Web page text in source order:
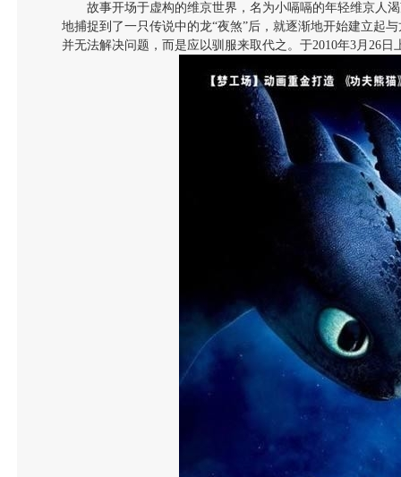
故事开场于虚构的维京世界，名为小嗝嗝的年轻维京人
地捕捉到了一只传说中的龙“夜煞”后，就逐渐地开始建立起
并无法解决问题，而是应以驯服来取代之。于2010年3月26